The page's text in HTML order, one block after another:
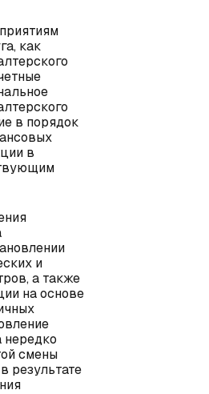
как
в порядок
в
и
а также
на основе
нередко
смены
результате